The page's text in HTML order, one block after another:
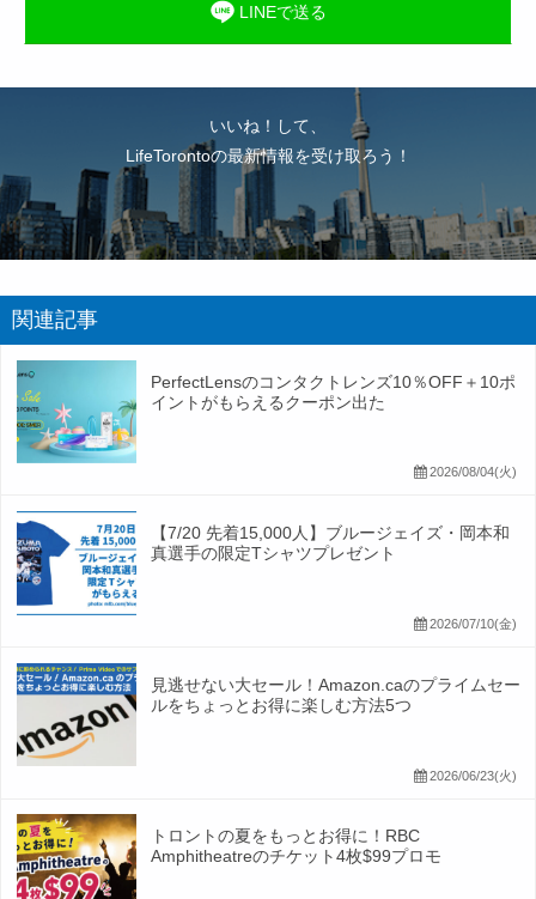
LINEで送る
いいね！して、
LifeTorontoの最新情報を受け取ろう！
関連記事
PerfectLensのコンタクトレンズ10％OFF＋10ポ
イントがもらえるクーポン出た
2026/08/04(火)
【7/20 先着15,000人】ブルージェイズ・岡本和
真選手の限定Tシャツプレゼント
2026/07/10(金)
見逃せない大セール！Amazon.caのプライムセー
ルをちょっとお得に楽しむ方法5つ
2026/06/23(火)
トロントの夏をもっとお得に！RBC
Amphitheatreのチケット4枚$99プロモ